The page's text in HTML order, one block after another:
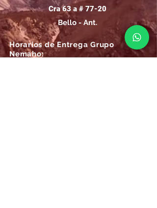
Cra 63 a # 77-20
Bello - Ant.
Horarios de Entrega Grupo
Nemaho: